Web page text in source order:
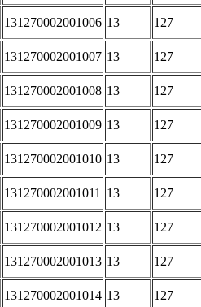
131270002001006 13 127
131270002001007 13 127
131270002001008 13 127
131270002001009 13 127
131270002001010 13 127
131270002001011 13 127
131270002001012 13 127
131270002001013 13 127
131270002001014 13 127